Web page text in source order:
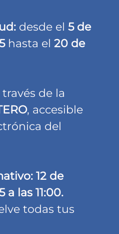
desde el 5 de
hasta el 20 de
través de la
, accesible
del
12 de
a las 11:00.
todas tus